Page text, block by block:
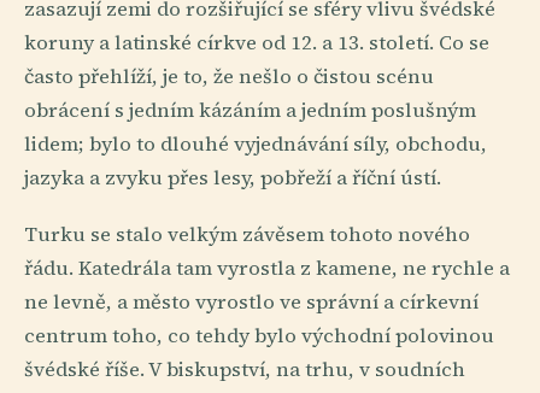
zasazují zemi do rozšiřující se sféry vlivu švédské
koruny a latinské církve od 12. a 13. století. Co se
často přehlíží, je to, že nešlo o čistou scénu
obrácení s jedním kázáním a jedním poslušným
lidem; bylo to dlouhé vyjednávání síly, obchodu,
jazyka a zvyku přes lesy, pobřeží a říční ústí.
Turku se stalo velkým závěsem tohoto nového
řádu. Katedrála tam vyrostla z kamene, ne rychle a
ne levně, a město vyrostlo ve správní a církevní
centrum toho, co tehdy bylo východní polovinou
švédské říše. V biskupství, na trhu, v soudních